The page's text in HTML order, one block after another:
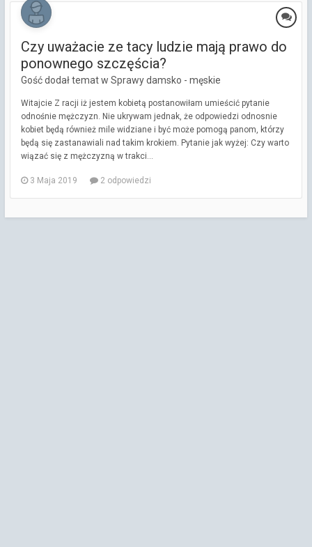
Czy uważacie ze tacy ludzie mają prawo do
ponownego szczęścia?
Gość dodał temat w Sprawy damsko - męskie
Witajcie Z racji iż jestem kobietą postanowiłam umieścić pytanie
odnośnie mężczyzn. Nie ukrywam jednak, że odpowiedzi odnosnie
kobiet będą również mile widziane i być może pomogą panom, którzy
będą się zastanawiali nad takim krokiem. Pytanie jak wyżej: Czy warto
wiązać się z mężczyzną w trakci...
3 Maja 2019 2 odpowiedzi